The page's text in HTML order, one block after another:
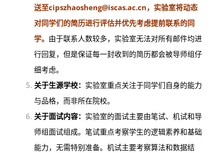
送至cipszhaosheng@iscas.ac.cn，实验室将动态
对同学们的简历进行评估并优先考虑提前联系的同
学。 由于联系人数较多，实验室无法对所有邮件均进
行回复，但是保证每一封收到的简历都会被导师组仔
细考虑。
关于生源学校： 实验室重点关注于同学们自身的能力
与品格，而非所在院校。
关于面试内容： 实验室的面试主要由笔试、机试和导
师组面试组成。笔试重点考察学生的逻辑素养和基础
能力，无需特别准备。机试主要考察算法和数据结